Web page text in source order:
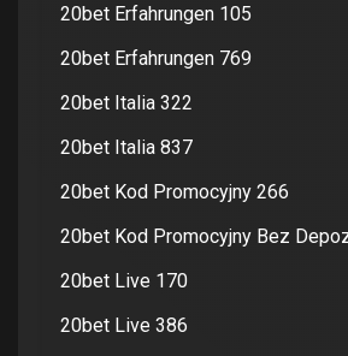
20bet Erfahrungen 105
20bet Erfahrungen 769
20bet Italia 322
20bet Italia 837
20bet Kod Promocyjny 266
20bet Kod Promocyjny Bez
20bet Live 170
20bet Live 386